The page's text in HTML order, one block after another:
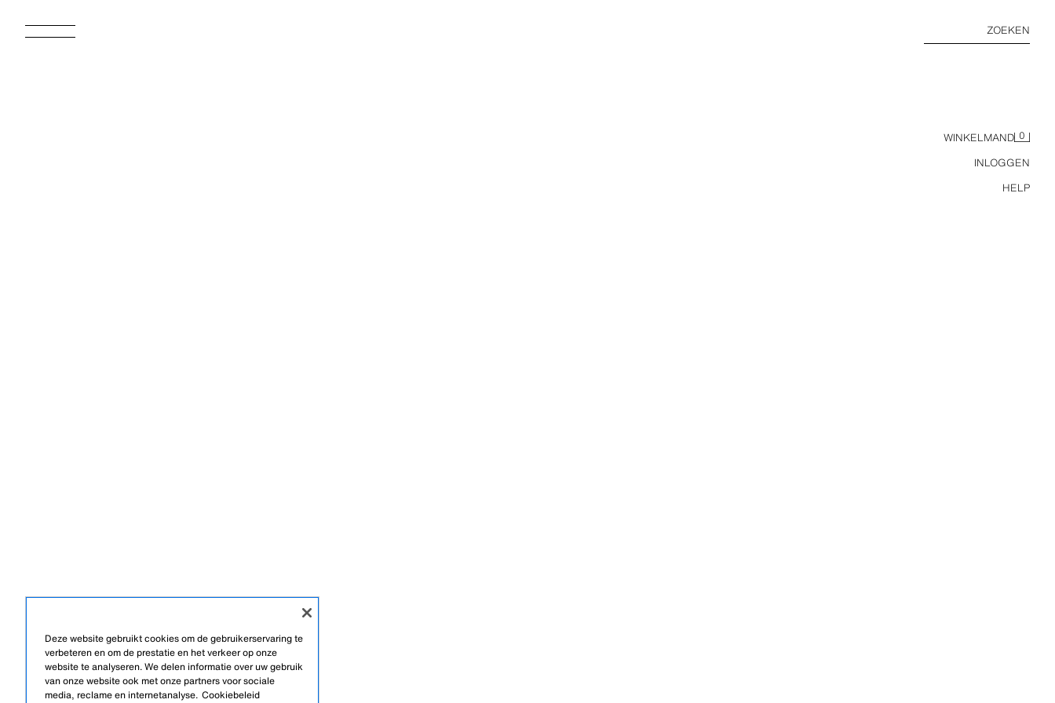
ZOEKEN
WINKELMAND 0
INLOGGEN
HELP
Deze website gebruikt cookies om de gebruikerservaring te
verbeteren en om de prestatie en het verkeer op onze
website te analyseren. We delen informatie over uw gebruik
van onze website ook met onze partners voor sociale
media, reclame en internetanalyse. Cookiebeleid